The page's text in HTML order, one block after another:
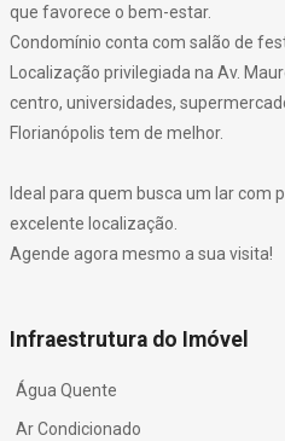
que favorece o bem-estar.
Condomínio conta com salão de
Localização privilegiada na Av.
centro, universidades,
Florianópolis tem de melhor.
Ideal para quem busca um lar com
excelente localização.
Agende agora mesmo a sua visita!
Infraestrutura do Imóvel
Água Quente
Ar Condicionado